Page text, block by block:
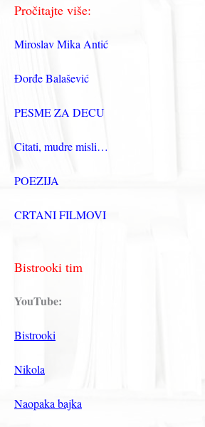
Pročitajte više:
Miroslav Mika Antić
Đorđe Balašević
PESME ZA DECU
Citati, mudre misli…
POEZIJA
CRTANI FILMOVI
Bistrooki tim
YouTube:
Bistrooki
Nikola
Naopaka bajka